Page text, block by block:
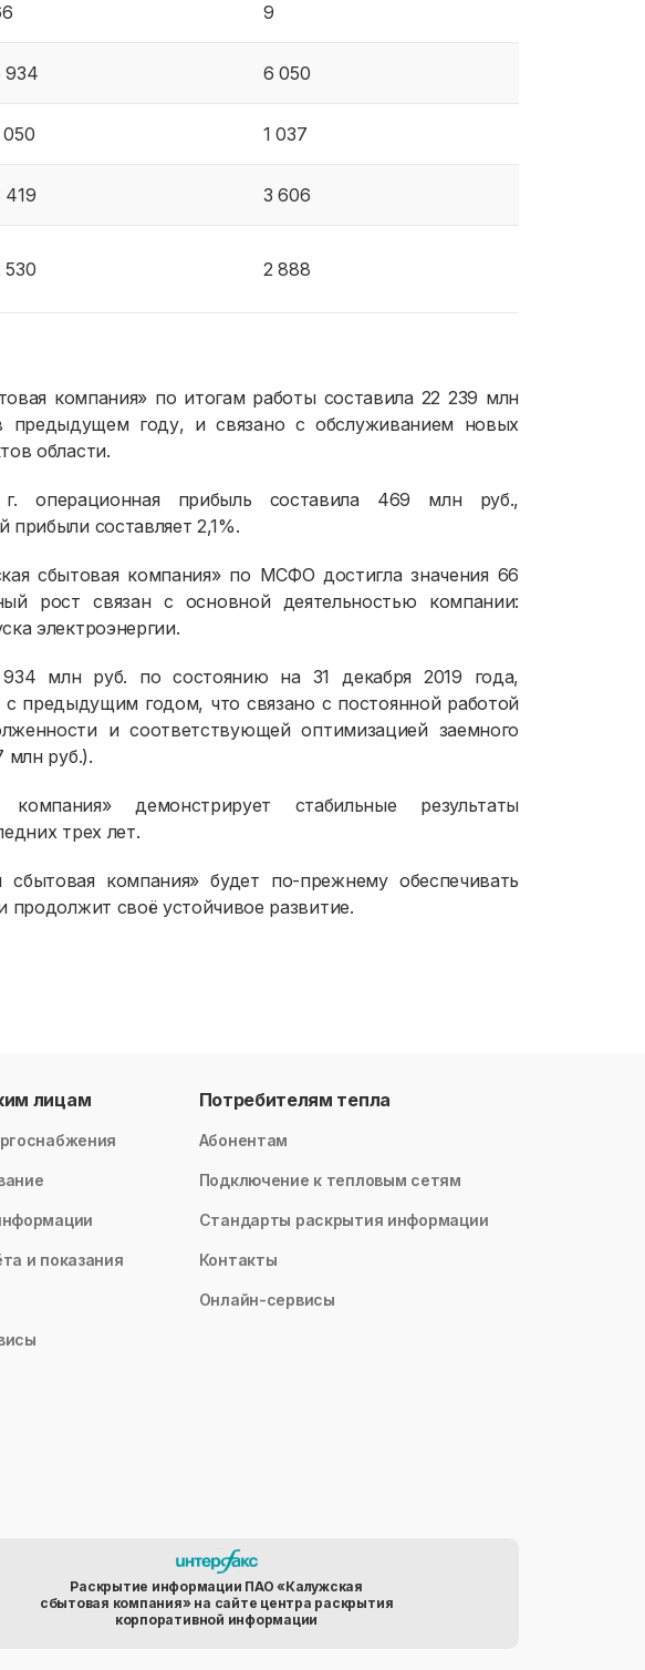
9
934 6 050
050 1 037
419 3 606
530 2 888
компания» по итогам работы составила 22 239 млн
году, и связано с обслуживанием новых
области.
операционная прибыль составила 469 млн руб.,
составляет 2,1%.
сбытовая компания» по МСФО достигла значения 66
рост связан с основной деятельностью компании:
электроэнергии.
млн руб. по состоянию на 31 декабря 2019 года,
предыдущим годом, что связано с постоянной работой
и соответствующей оптимизацией заемного
млн руб.).
демонстрирует стабильные результаты
трех лет.
компания» будет по-прежнему обеспечивать
продолжит своё устойчивое развитие.
лицам
и показания
Потребителям тепла
Абонентам
Подключение к тепловым сетям
Стандарты раскрытия информации
Контакты
Онлайн-сервисы
Раскрытие информации ПАО «Калужская
сбытовая компания» на сайте центра раскрытия
корпоративной информации